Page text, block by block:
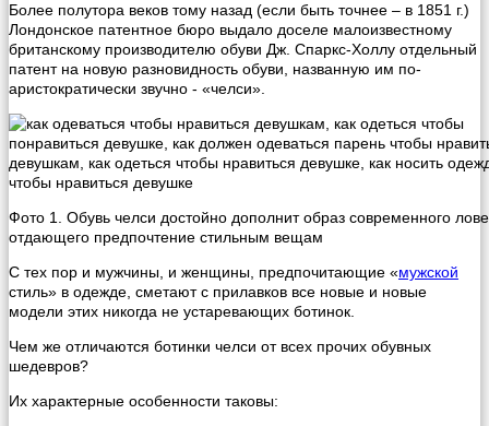
Более полутора веков тому назад (если быть точнее – в 1851 г.)
Лондонское патентное бюро выдало доселе малоизвестному
британскому производителю обуви Дж. Спаркс-Холлу отдельный
патент на новую разновидность обуви, названную им по-
аристократически звучно - «челси».
Фото 1. Обувь челси достойно дополнит образ современного
отдающего предпочтение стильным вещам
С тех пор и мужчины, и женщины, предпочитающие «мужской
стиль» в одежде, сметают с прилавков все новые и новые
модели этих никогда не устаревающих ботинок.
Чем же отличаются ботинки челси от всех прочих обувных
шедевров?
Их характерные особенности таковы: